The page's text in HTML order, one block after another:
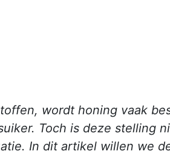
wordt honing vaak
Toch is deze stelling
In dit artikel willen we